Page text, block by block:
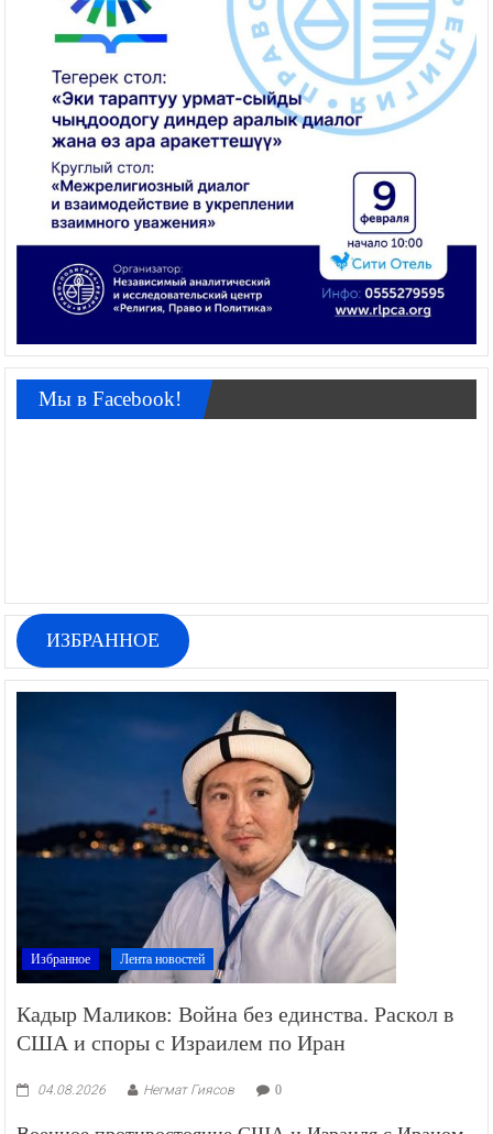
Мы в Facebook!
ИЗБРАННОЕ
Избранное Лента новостей
Кадыр Маликов: Война без единства. Раскол в
США и споры с Израилем по Иран
04.08.2026 Негмат Гиясов 0